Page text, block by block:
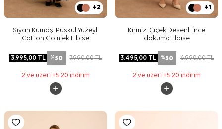
+2
Siyah Kumaşı Püskül Yüzeyli
Cotton Gömlek Elbise
3.995,00TL %50 7.990,00TL
2 ve üzeri +% 20 indirim
+1
Kırmızı Çiçek Desenli İnce
dokuma Elbise
3.495,00 TL %50 6.990,00TL
2 ve üzeri +% 20 indirim